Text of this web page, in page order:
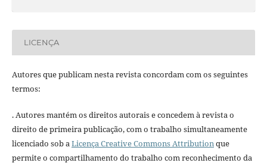
LICENÇA
Autores que publicam nesta revista concordam com os seguintes
termos:
. Autores mantém os direitos autorais e concedem à revista o
direito de primeira publicação, com o trabalho simultaneamente
licenciado sob aLicença Creative Commons Attributionque
permite o compartilhamento do trabalho com reconhecimento da